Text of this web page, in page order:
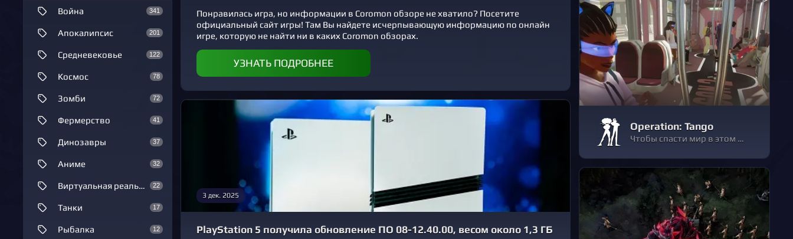
341
Война
201
Апокалипсис
122
Средневековье
78
Космос
72
Зомби
41
Фермерство
37
Динозавры
32
Аниме
22
Виртуальная реальность
17
Танки
12
Рыбалка
Понравилась игра, но информации в Coromon обзоре не хватило? Посетите
официальный сайт игры! Там Вы найдете исчерпывающую информацию по онлайн
игре, которую не найти ни в каких Coromon обзорах.
УЗНАТЬ ПОДРОБНЕЕ
3 дек. 2025
PlayStation 5 получила обновление ПО 08-12.40.00, весом около 1,3 ГБ
Operation: Tango
Чтобы спасти мир в этом кооперативном шпионском приключении, нужны двое. Объединитесь со своим другом как Агент или Хакер - вы будете поддерживать только голосовую связь - и вместе избавьтесь от глобальной киберугрозы.